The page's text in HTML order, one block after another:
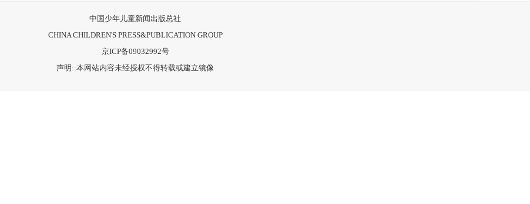
中国少年儿童新闻出版总社
CHINA CHILDREN'S PRESS&PUBLICATION GROUP
京ICP备09032992号
声明::本网站内容未经授权不得转载或建立镜像